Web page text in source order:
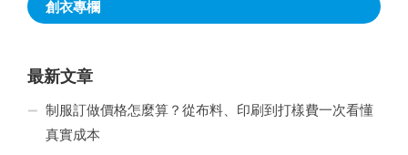
創衣專欄
最新文章
制服訂做價格怎麼算？從布料、印刷到打樣費一次看懂
真實成本